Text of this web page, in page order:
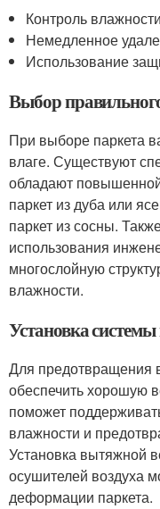
Контроль
Немедленное
Использование
Выбор
При выборе паркета
влаге. Существуют
обладают
паркет из дуба или
паркет из сосны.
использования
многослойную
влажности.
Установка
Для предотвращения
обеспечить хорошую
поможет
влажности и
Установка вытяжной
осушителей воздуха
деформации паркета.